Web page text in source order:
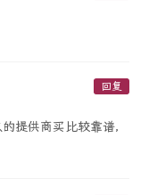
回复
提供商买比较靠谱，